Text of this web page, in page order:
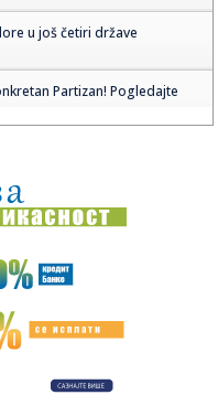
u još četiri države
Partizan! Pogledajte
da ga svi hvale"
autobus u vazduh, dve
U HUMSKOJ: Jedna stvar